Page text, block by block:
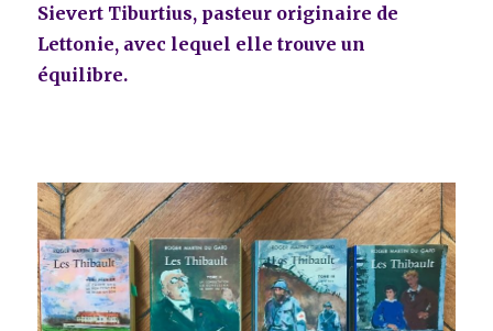
Sievert Tiburtius, pasteur originaire de
Lettonie, avec lequel elle trouve un
équilibre.